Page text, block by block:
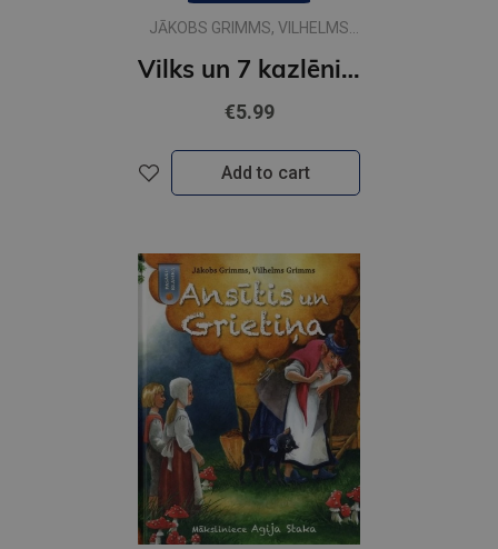
JĀKOBS GRIMMS, VILHELMS
Vilks un 7 kazlēni pasaku klasika
€5.99
Add to cart